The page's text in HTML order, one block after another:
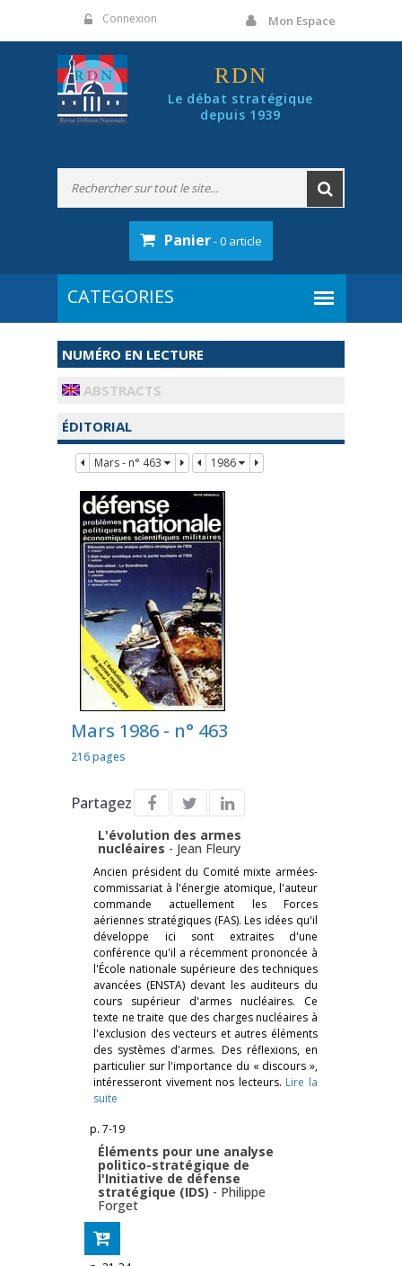
Connexion Mon Espace
RDN
Le débat stratégique
depuis 1939
Panier- 0 article
NUMÉRO EN LECTURE
ABSTRACTS
ÉDITORIAL
Mars - n° 463 1986
Mars 1986 - n° 463
216 pages
Partagez
L'évolution des armes
nucléaires - Jean Fleury
Ancien président du Comité mixte armées-
commissariat à l'énergie atomique, l'auteur
commande actuellement les Forces
aériennes stratégiques (FAS). Les idées qu'il
développe ici sont extraites d'une
conférence qu'il a récemment prononcée à
l'École nationale supérieure des techniques
avancées (ENSTA) devant les auditeurs du
cours supérieur d'armes nucléaires. Ce
texte ne traite que des charges nucléaires à
l'exclusion des vecteurs et autres éléments
des systèmes d'armes. Des réflexions, en
particulier sur l'importance du « discours »,
intéresseront vivement nos lecteurs. Lire la
suite
p. 7-19
Éléments pour une analyse
politico-stratégique de
l'Initiative de défense
stratégique (IDS) - Philippe
Forget